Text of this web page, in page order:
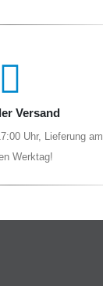
Versand
Uhr, Lieferung am
Werktag!